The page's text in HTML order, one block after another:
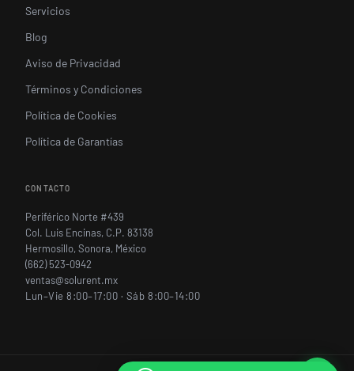
Servicios
Blog
Aviso de Privacidad
Términos y Condiciones
Política de Cookies
Política de Garantías
CONTACTO
Periférico Norte #439
Col. Luis Encinas, C.P. 83138
Hermosillo, Sonora, México
(662) 523-0942
ventas@solurent.mx
Lun–Vie 8:00–17:00 · Sáb 8:00–14:00